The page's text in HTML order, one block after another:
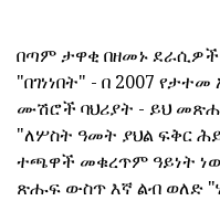
በጣም ታዋቂ በዘመኑ ደራሲዎች
"በገነነበት" - በ 2007
ሙሽሮች ባህሪያት - ይህ
"ለሦስት ዓመት ያህል ፍቅር
ተጫዋች መቁረጥም ዓይነት
ጽሑፍ ውስጥ እኛ ልብ ወለድ